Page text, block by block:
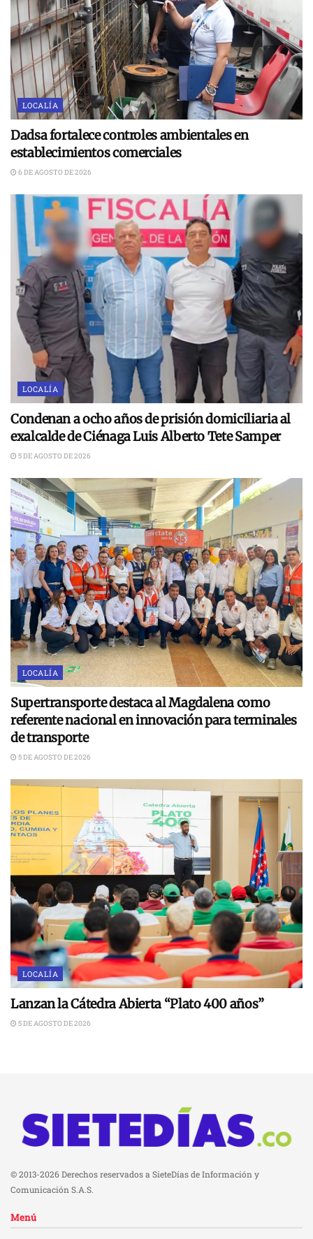
LOCALÍA
Dadsa fortalece controles ambientales en
establecimientos comerciales
6 DE AGOSTO DE 2026
LOCALÍA
Condenan a ocho años de prisión domiciliaria al
exalcalde de Ciénaga Luis Alberto Tete Samper
5 DE AGOSTO DE 2026
LOCALÍA
Supertransporte destaca al Magdalena como
referente nacional en innovación para terminales
de transporte
5 DE AGOSTO DE 2026
LOCALÍA
Lanzan la Cátedra Abierta “Plato 400 años”
5 DE AGOSTO DE 2026
© 2013-2026 Derechos reservados a SieteDías de Información y
Comunicación S.A.S.
Menú